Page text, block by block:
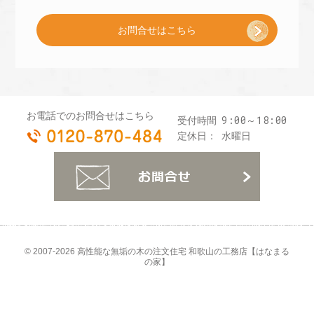
プ
ゼ
お問合せはこちら
お電話でのお問合せはこちら
0120-870-484
受付時間 9:00～18:00
定休日： 水曜日
© 2007-2026 高性能な無垢の木の注文住宅 和歌山の工務店【はなまる
の家】